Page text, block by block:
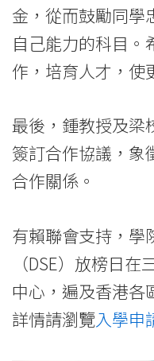
香
港
會
大
金，從而鼓勵同學
自己能力的科目。
作，培育人才，使
最後，鍾教授及梁
簽訂合作協議，象
合作關係。
有賴聯會支持，學
（DSE）放榜日
中心，遍及香港各
詳情請瀏覽入學申